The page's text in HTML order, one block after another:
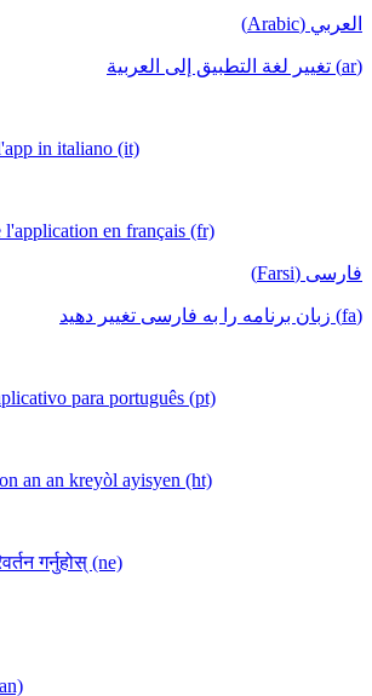
العربي (Arabic)
(ar) تغيير لغة التطبيق إلى العربية
in italiano (it)
l'application en français (fr)
فارسی (Farsi)
(fa) زبان برنامه را به فارسی تغییر دهید
para português (pt)
an an kreyòl ayisyen (ht)
गर्नुहोस् (ne)